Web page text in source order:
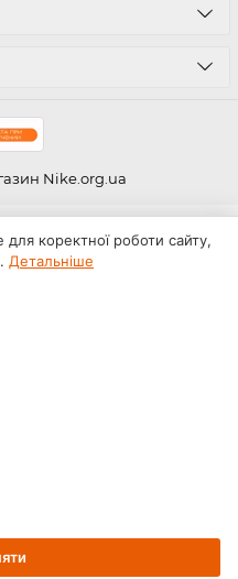
Nike.org.ua
коректної роботи сайту,
Детальніше